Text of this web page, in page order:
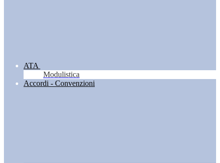
ATA
Modulistica
Accordi - Convenzioni